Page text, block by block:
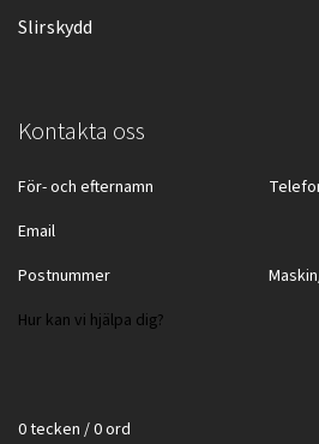
Slirskydd
Kontakta oss
0 tecken / 0 ord